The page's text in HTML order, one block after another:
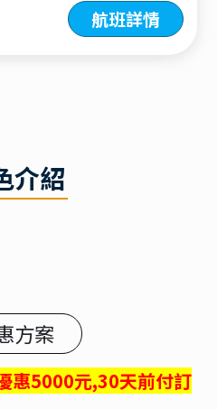
航班詳情
介紹
方案
惠5000元,30天前付訂